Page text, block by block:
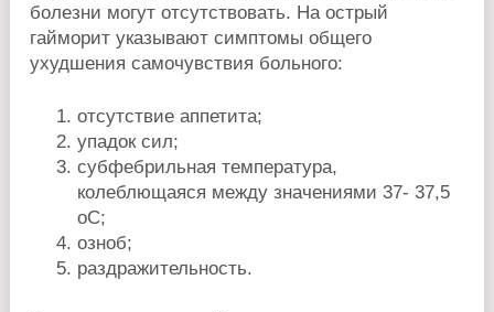
болезни могут отсутствовать. На острый
гайморит указывают симптомы общего
ухудшения самочувствия больного:
отсутствие аппетита;
упадок сил;
субфебрильная температура,
колеблющаяся между значениями 37- 37,5
оС;
озноб;
раздражительность.